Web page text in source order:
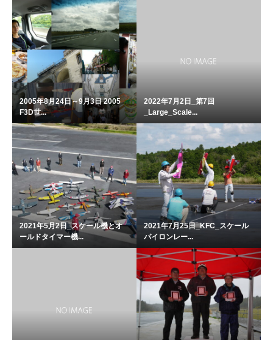
2005年8月24日～9月3日 2005
F3D世...
2022年7月2日_第7回
_Large_Scale...
2021年5月2日_スケール機とオ
ールドタイマー機...
2021年7月25日_KFC_スケール
パイロンレー...